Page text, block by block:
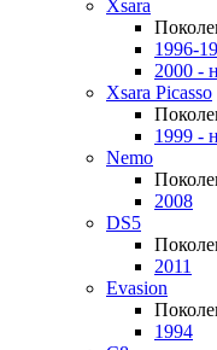
Xsara
1996-
2000 -
Xsara Picasso
1999 -
Nemo
2008
DS5
2011
Evasion
1994